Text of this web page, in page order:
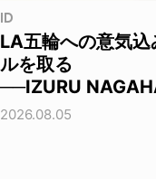
ID
LA五輪への意気
ルを取る
──IZURU
2026.08.05